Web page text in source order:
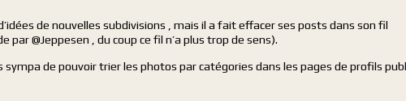
de nouvelles subdivisions , mais il a fait effacer ses posts dans son fil
par @Jeppesen , du coup ce fil n’a plus trop de sens).
de pouvoir trier les photos par catégories dans les pages de profils